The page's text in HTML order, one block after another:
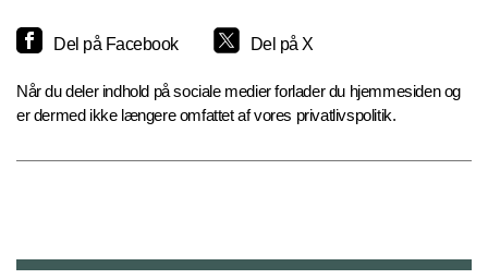
Del på Facebook Del på X
Når du deler indhold på sociale medier forlader du hjemmesiden og
er dermed ikke længere omfattet af vores privatlivspolitik.